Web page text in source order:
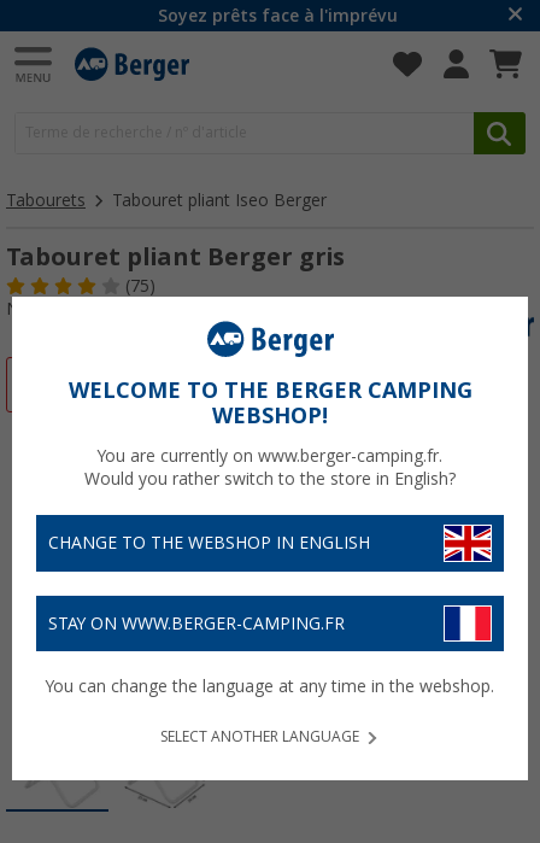
Soyez prêts face à l'imprévu
Tabourets Tabouret pliant Iseo Berger
Tabouret pliant Berger gris
(75)
N° d'art : 728800
-15%WELCOME TO THE BERGER CAMPING
WEBSHOP!
You are currently on www.berger-camping.fr.
Would you rather switch to the store in English?
CHANGE TO THE WEBSHOP IN ENGLISH
STAY ON WWW.BERGER-CAMPING.FR
You can change the language at any time in the webshop.
SELECT ANOTHER LANGUAGE